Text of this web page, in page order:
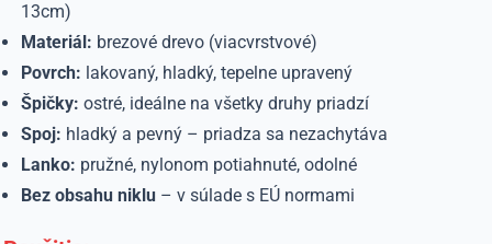
13cm)
Materiál: brezové drevo (viacvrstvové)
Povrch: lakovaný, hladký, tepelne upravený
Špičky: ostré, ideálne na všetky druhy priadzí
Spoj: hladký a pevný – priadza sa nezachytáva
Lanko: pružné, nylonom potiahnuté, odolné
Bez obsahu niklu – v súlade s EÚ normami